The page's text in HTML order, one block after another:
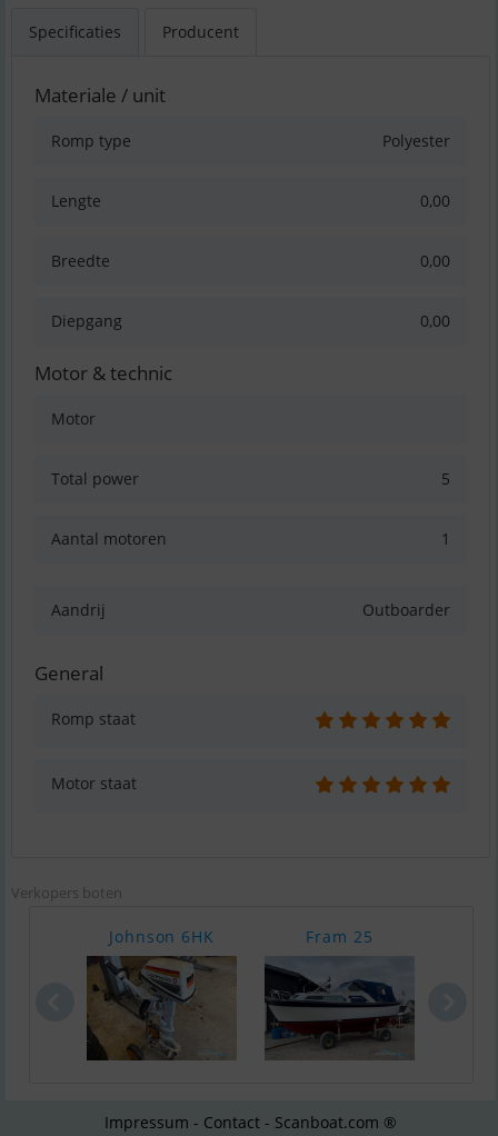
Specificaties Producent
Materiale / unit
Romp type Polyester
Lengte 0,00
Breedte 0,00
Diepgang 0,00
Motor & technic
Motor
Total power 5
Aantal motoren 1
Aandrij Outboarder
General
Romp staat
Motor staat
Verkopers boten
Johnson 6HK Fram 25
Impressum - Contact - Scanboat.com ®